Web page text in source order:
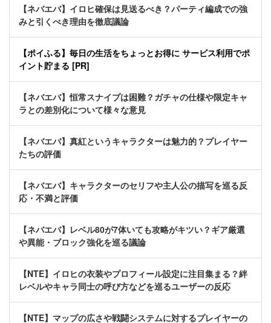
【ネバエバ】イロヒ確保は見送るべき？パーティ編成での強
みと引くべき理由を徹底議論
【ポイふる】毎日の生活をちょっとお得に サービス利用でポ
イント貯まる [PR]
【ネバエバ】恒常スナイプは困難？ガチャの仕様や限定キャ
ラとの差別化について様々な意見
【ネバエバ】真紅というキャラクターは魅力的？プレイヤー
たちの評価
【ネバエバ】キャラクターのセリフや主人公の描写を巡る反
応・不満と評価
【ネバエバ】レベル80が7体いても攻略がキツい？ギア厳選
や異能・ブロック強化を巡る議論
【NTE】イロヒの衣装やプロフィール設定に注目集まる？絆
レベルやキャラ同士の呼び方などを巡るユーザーの反応
【NTE】マップの広さや戦闘システムに対するプレイヤーの